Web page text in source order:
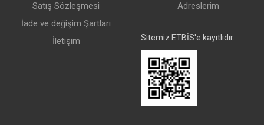
Satış Sözleşmesi
İade ve değişim Şartları
İletişim
Adreslerim
Sitemiz ETBİS'e kayıtlıdır.